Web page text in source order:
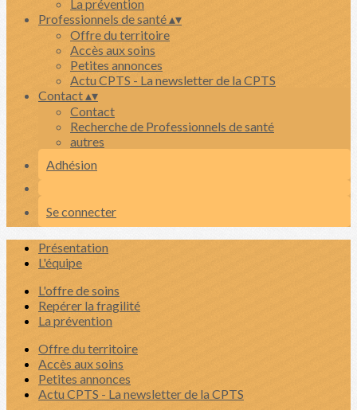
La prévention
Professionnels de santé▴▾
Offre du territoire
Accès aux soins
Petites annonces
Actu CPTS - La newsletter de la CPTS
Contact▴▾
Contact
Recherche de Professionnels de santé
autres
Adhésion
Se connecter
Présentation
L'équipe
L'offre de soins
Repérer la fragilité
La prévention
Offre du territoire
Accès aux soins
Petites annonces
Actu CPTS - La newsletter de la CPTS